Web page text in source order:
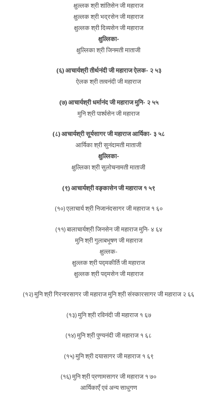
क्षुल्लक श्री शांतिसेन जी महाराज
क्षुल्लक श्री भद्रसेन जी महाराज
क्षुल्लक श्री दिव्यसेन जी महाराज
क्षुल्लिका-
क्षुल्लिका श्री जिनमती माताजी
(६) आचार्यश्री तीर्थनंदी जी महाराज ऐलक- २ ५३
ऐलक श्री तत्वनंदी जी महाराज
(७) आचार्यश्री धर्मानंद जी महाराज मुनि- २ ५५
मुनि श्री पार्श्वसेन जी महाराज
(८) आचार्यश्री सूर्यसागर जी महाराज आर्यिका- ३ ५८
आर्यिका श्री सुनंदामती माताजी
क्षुल्लिका-
क्षुल्लिका श्री सुलोचनामती माताजी
(९) आचार्यश्री वङ्कासेन जी महाराज १ ५९
(१०) एलाचार्य श्री निजानंदसागर जी महाराज १ ६०
(११) बालाचार्यश्री जिनसेन जी महाराज मुनि- ४ ६४
मुनि श्री गुलाबभूषण जी महाराज
क्षुल्लक-
क्षुल्लक श्री पद्मकीर्ति जी महाराज
क्षुल्लक श्री पद्मसेन जी महाराज
(१२) मुनि श्री गिरनारसागर जी महाराज मुनि श्री संस्कारसागर जी महाराज २ ६६
(१३) मुनि श्री रविनंदी जी महाराज १ ६७
(१४) मुनि श्री पुण्यनंदी जी महाराज १ ६८
(१५) मुनि श्री दयासागर जी महाराज १ ६९
(१६) मुनि श्री प्रणामसागर जी महाराज १ ७०
आर्यिकाएँ एवं अन्य साधुगण